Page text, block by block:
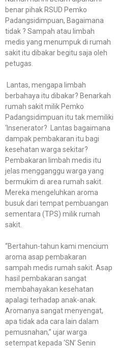
benar pihak RSUD Pemko
Padangsidimpuan, Bagaimana
tidak ? Sampah atau limbah
medis yang menumpuk di rumah
sakit itu dibakar begitu saja oleh
petugas.
Lantas, mengapa limbah
berbahaya itu dibakar? Benarkah
rumah sakit milik Pemko
Padangsidimpuan itu tak memiliki
‘Insenerator? Lantas bagaimana
dampak pembakaran itu bagi
kesehatan warga sekitar?
Pembakaran limbah medis itu
jelas mengganggu warga yang
bermukim di area rumah sakit.
Mereka mengeluhkan aroma
busuk dari tempat pembuangan
sementara (TPS) milik rumah
sakit.
“Bertahun-tahun kami mencium
aroma asap pembakaran
sampah medis rumah sakit. Asap
hasil pembakaran sangat
membahayakan kesehatan
apalagi terhadap anak-anak.
Aromanya sangat menyengat,
apa tidak ada cara lain dalam
pemusnahan,” ujar warga
setempat kepada ‘SN’ Senin